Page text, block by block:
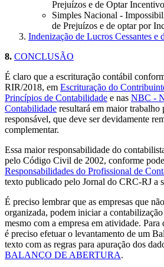
Prejuízos e de Optar
Simples Nacional -
de Prejuízos e de optar por
Indenização de Lucros Cessantes e
8. CONCLUSÃO
É claro que a escrituração contábil
RIR/2018, em Escrituração do
Princípios de Contabilidade e nas NBC -
Contabilidade resultará em maior trabalho
responsável, que deve ser devidamente
complementar.
Essa maior responsabilidade do
pelo Código Civil de 2002, conforme
Responsabilidades do Profissional de
texto publicado pelo Jornal do CRC-RJ a
É preciso lembrar que as empresas que
organizada, podem iniciar a
mesmo com a empresa em atividade.
é preciso efetuar o levantamento de um
texto com as regras para apuração dos
BALANÇO DE ABERTURA.